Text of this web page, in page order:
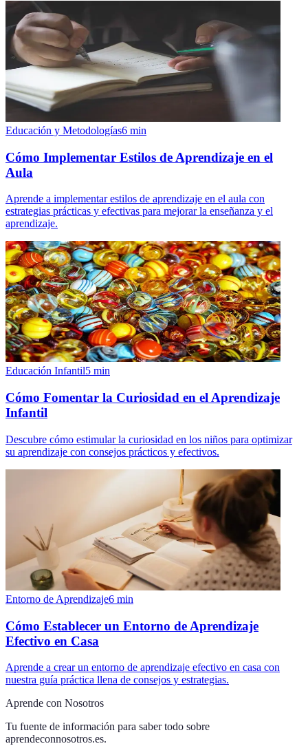
Educación y Metodologías6 min
Cómo Implementar Estilos de Aprendizaje en el
Aula
Aprende a implementar estilos de aprendizaje en el aula con
estrategias prácticas y efectivas para mejorar la enseñanza y el
aprendizaje.
Educación Infantil5 min
Cómo Fomentar la Curiosidad en el Aprendizaje
Infantil
Descubre cómo estimular la curiosidad en los niños para optimizar
su aprendizaje con consejos prácticos y efectivos.
Entorno de Aprendizaje6 min
Cómo Establecer un Entorno de Aprendizaje
Efectivo en Casa
Aprende a crear un entorno de aprendizaje efectivo en casa con
nuestra guía práctica llena de consejos y estrategias.
Aprende con Nosotros
Tu fuente de información para saber todo sobre
aprendeconnosotros.es.